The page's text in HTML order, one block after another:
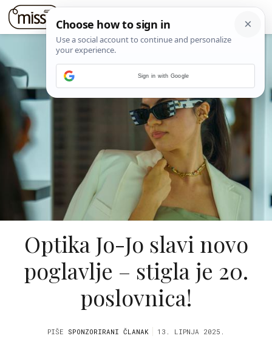
Optika Jo-Jo slavi novo
poglavlje – stigla je 20.
poslovnica!
PIŠE SPONZORIRANI ČLANAK 13. LIPNJA 2025.
Sign in with Google